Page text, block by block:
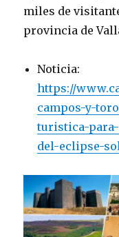
miles de
provincia de
Noticia:
https://
campos-y-
turistica-
del-eclipse-